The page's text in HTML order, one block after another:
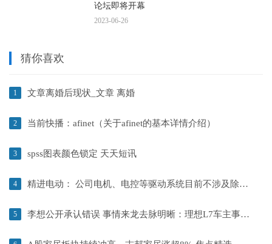
论坛即将开幕
2023-06-26
猜你喜欢
1 文章离婚后现状_文章 离婚
2 当前快播：afinet（关于afinet的基本详情介绍）
3 spss图表颜色锁定 天天短讯
4 精进电动： 公司电机、电控等驱动系统目前不涉及除新能源汽车和船舶之外的其他领域|全球今日报
5 李想公开承认错误 事情来龙去脉明晰：理想L7车主事故后质疑安全 天天热消息